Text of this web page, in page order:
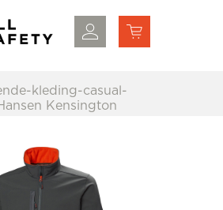
kleding-casual-
Kensington